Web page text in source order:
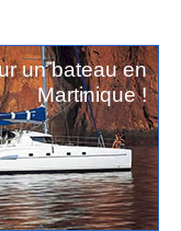
un bateau en
Martinique !